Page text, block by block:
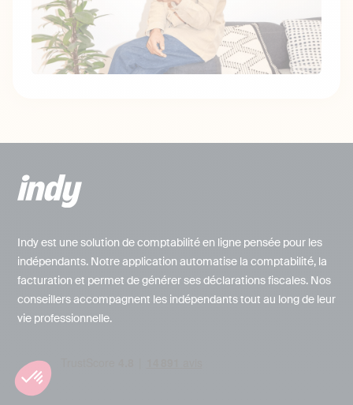
Indy est une solution de comptabilité en ligne pensée pour les
indépendants. Notre application automatise la comptabilité, la
facturation et permet de générer ses déclarations fiscales. Nos
conseillers accompagnent les indépendants tout au long de leur
vie professionnelle.